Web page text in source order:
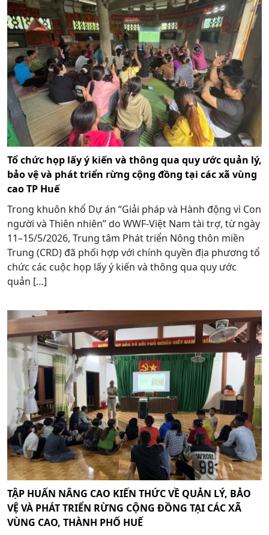
Tổ chức họp lấy ý kiến và thông qua quy ước quản lý,
bảo vệ và phát triển rừng cộng đồng tại các xã vùng
cao TP Huế
Trong khuôn khổ Dự án “Giải pháp và Hành động vì Con
người và Thiên nhiên” do WWF-Việt Nam tài trợ, từ ngày
11–15/5/2026, Trung tâm Phát triển Nông thôn miền
Trung (CRD) đã phối hợp với chính quyền địa phương tổ
chức các cuộc họp lấy ý kiến và thông qua quy ước
quản […]
TẬP HUẤN NÂNG CAO KIẾN THỨC VỀ QUẢN LÝ, BẢO
VỆ VÀ PHÁT TRIỂN RỪNG CỘNG ĐỒNG TẠI CÁC XÃ
VÙNG CAO, THÀNH PHỐ HUẾ